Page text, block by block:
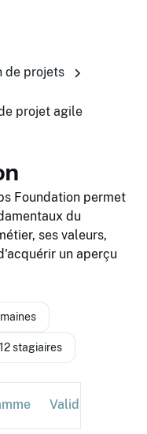
de projets
projet agile
Foundation permet
du
ses valeurs,
un aperçu
stagiaires
Validation